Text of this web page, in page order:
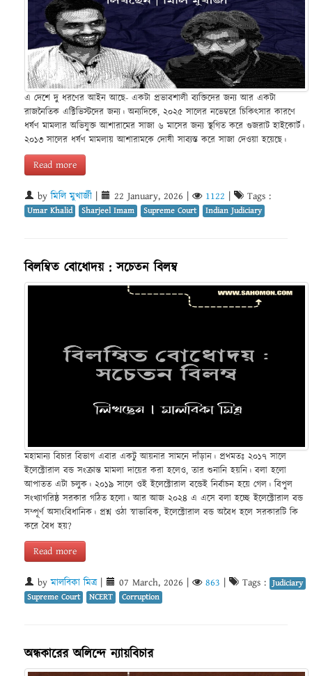
এ দেশে দু ধরণের আইন আছে- একটা প্রভাবশালী ব্যক্তিদের জন্য আর একটা
রাজনৈতিক এক্টিভিস্টদের জন্য। অন্যদিকে, ২০২৫ সালের নভেম্বরে চিকিৎসার কারণে
ধর্ষণ মামলার অভিযুক্ত আশারামের সাজা ৬ মাসের জন্য স্থগিত করে গুজরাট হাইকোর্ট।
২০১৩ সালের ধর্ষণ মামলায় আশারামকে দোষী সাব্যস্ত করে সাজা দেওয়া হয়েছে।
Read more
byমিলি মুখার্জী | 22 January, 2026 | 1122 | Tags :
Umar Khalid Sharjeel Imam Supreme Court Indian Judiciary
বিলম্বিত বোধোদয় : সচেতন বিলম্ব
মহামান্য বিচার বিভাগ এবার একটু আয়নার সামনে দাঁড়ান। প্রথমতঃ ২০১৭ সালে
ইলেক্টোরাল বন্ড সংক্রান্ত মামলা দায়ের করা হলেও, তার শুনানি হয়নি। বলা হলো
আপাতত এটা চলুক। ২০১৯ সালে ওই ইলেক্টোরাল বন্ডেই নির্বাচন হয়ে গেল। বিপুল
সংখ্যাগরিষ্ঠ সরকার গঠিত হলো। আর আজ ২০২৪ এ এসে বলা হচ্ছে ইলেক্টোরাল বন্ড
সম্পূর্ণ অসাংবিধানিক। প্রশ্ন ওঠা স্বাভাবিক, ইলেক্টোরাল বন্ড অবৈধ হলে সরকারটি কি
করে বৈধ হয়?
Read more
byমালবিকা মিত্র| 07 March, 2026 863 Tags : Judiciary
Supreme Court
NCERT Corruption
অন্ধকারের অলিন্দে ন্যায়বিচার